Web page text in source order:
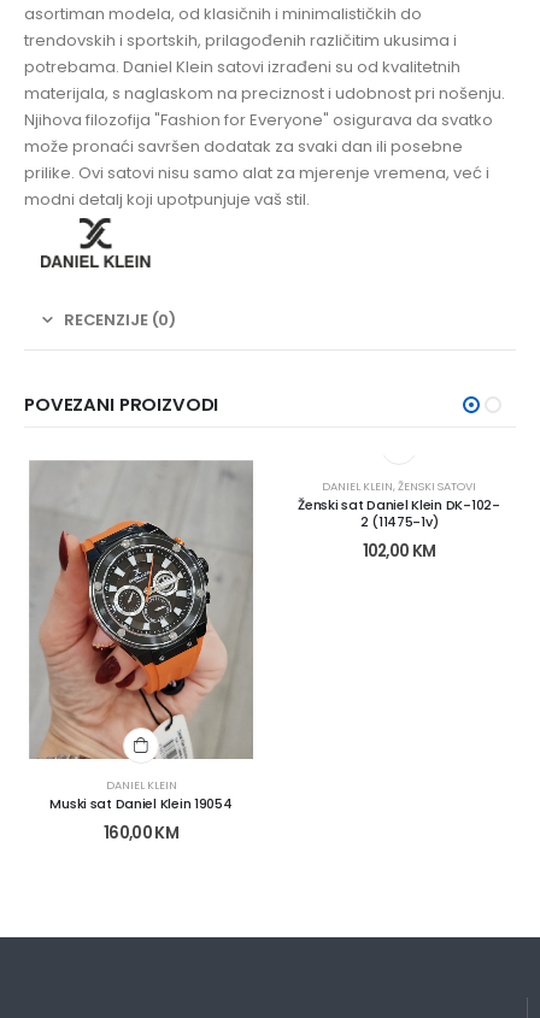
asortiman modela, od klasičnih i minimalističkih do
trendovskih i sportskih, prilagođenih različitim ukusima i
potrebama. Daniel Klein satovi izrađeni su od kvalitetnih
materijala, s naglaskom na preciznost i udobnost pri nošenju.
Njihova filozofija "Fashion for Everyone" osigurava da svatko
može pronaći savršen dodatak za svaki dan ili posebne
prilike. Ovi satovi nisu samo alat za mjerenje vremena, već i
modni detalj koji upotpunjuje vaš stil.
RECENZIJE (0)
POVEZANI PROIZVODI
DANIEL KLEIN
Muski sat Daniel Klein 19054
160,00KM
DANIEL KLEIN,ŽENSKI SATOVI
Ženski sat Daniel Klein DK-102-
2 (11475-1v)
102,00 KM